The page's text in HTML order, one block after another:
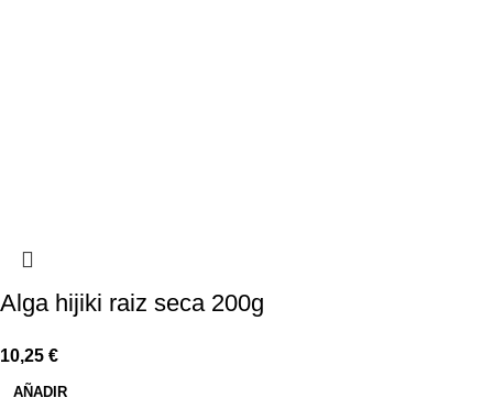
Alga hijiki raiz seca 200g
10,25 €
AÑADIR